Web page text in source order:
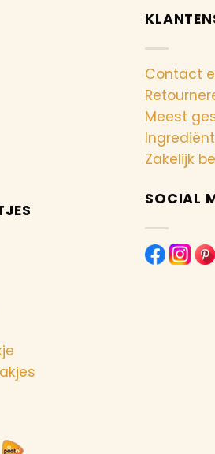
Contact
Meest
Zakelijk
SOCIAL